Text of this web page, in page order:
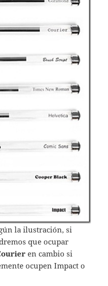
la ilustración, si
que ocupar
en cambio si
ocupen Impact o